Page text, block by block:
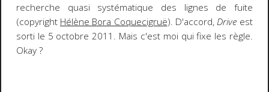
recherche quasi systématique des lignes de fuite
(copyright Hélène Bora Coquecigruë). D'accord,Drive est
sorti le 5 octobre 2011. Mais c'est moi qui fixe les règle.
Okay ?